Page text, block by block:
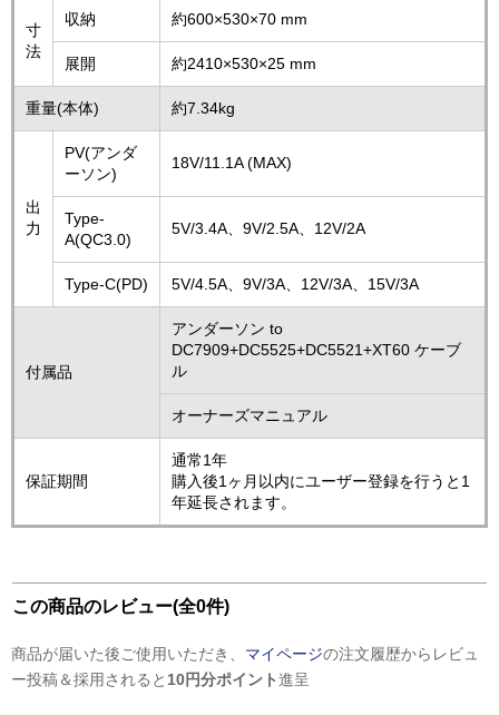
寸
法
収納 約600×530×70 mm
展開 約2410×530×25 mm
重量(本体) 約7.34kg
出
力
PV(アンダ
ーソン)
18V/11.1A (MAX)
Type-
A(QC3.0)
5V/3.4A、9V/2.5A、12V/2A
Type-C(PD) 5V/4.5A、9V/3A、12V/3A、15V/3A
付属品
アンダーソン to
DC7909+DC5525+DC5521+XT60 ケーブ
ル
オーナーズマニュアル
保証期間
通常1年
購入後1ヶ月以内にユーザー登録を行うと1
年延長されます。
この商品のレビュー(全0件)
商品が届いた後ご使用いただき、 マイページの注文履歴からレビュ
ー投稿＆採用されると 10円分ポイント進呈